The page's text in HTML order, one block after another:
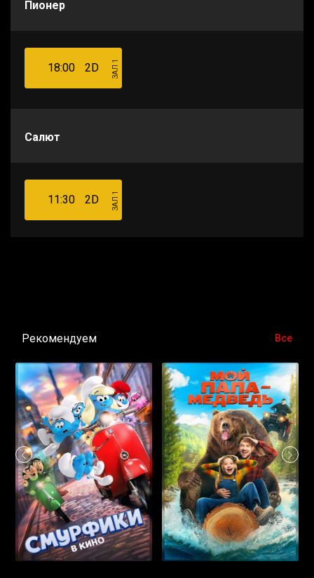
Пионер
18:00 2D ЗАЛ 1
Салют
11:30 2D ЗАЛ 1
Рекомендуем Все